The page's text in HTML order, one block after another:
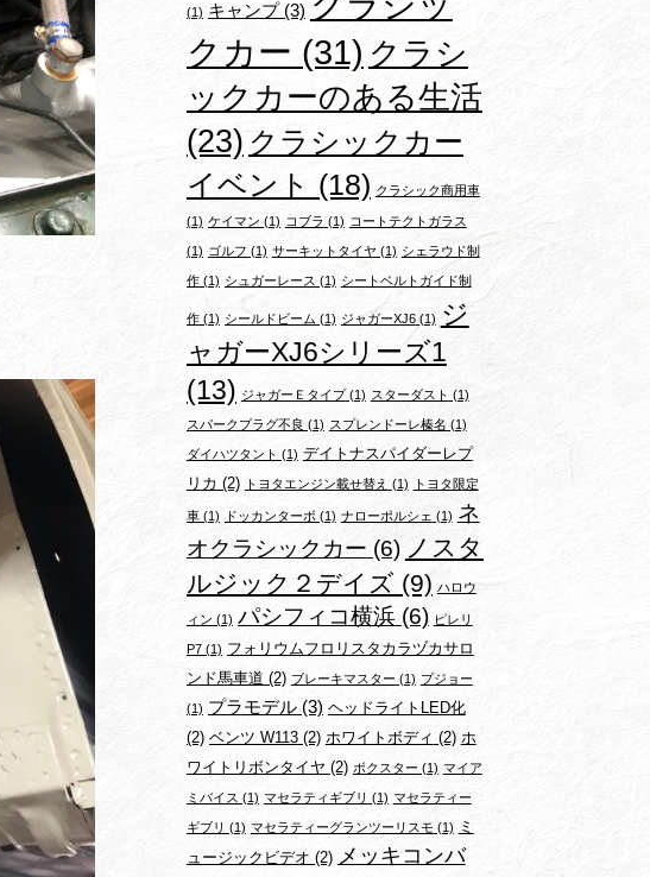
(1) キャンプ(3)
クカー (31) クラシ
ックカーのある生活
(23)クラシックカー
イベント (18) クラシック商用車
(1) ケイマン (1) コブラ (1) コートテクトガラス
(1) ゴルフ (1) サーキットタイヤ (1) シェラウド制
作 (1) シュガーレース (1) シートベルトガイド制
作 (1) シールドビーム (1) ジャガーXJ6(1) ジ
ャガーXJ6シリーズ1
(13) ジャガーＥタイプ(1) スターダスト (1)
スパークプラグ不良 (1) スプレンドーレ榛名 (1)
ダイハツタント (1) デイトナスパイダーレプ
リカ (2) トヨタエンジン載せ替え (1) トヨタ限定
車 (1) ドッカンターボ(1) ナローポルシェ (1) ネ
オクラシックカー (6) ノスタ
ルジック２デイズ (9) ハロウ
ィン (1) パシフィコ横浜(6) ピレリ
P7(1) フォリウムフロリスタカラヅカサロ
ンド馬車道 (2) ブレーキマスター (1) プジョー
(1) プラモデル(3) ヘッドライトLED化
(2) ベンツ W113(2) ホワイトボディ (2) ホ
ワイトリボンタイヤ (2) ボクスター (1) マイア
ミバイス (1) マセラティギブリ (1) マセラティー
ギブリ (1) マセラティーグランツーリスモ(1)
ミ
ュージックビデオ (2) メッキコンバ